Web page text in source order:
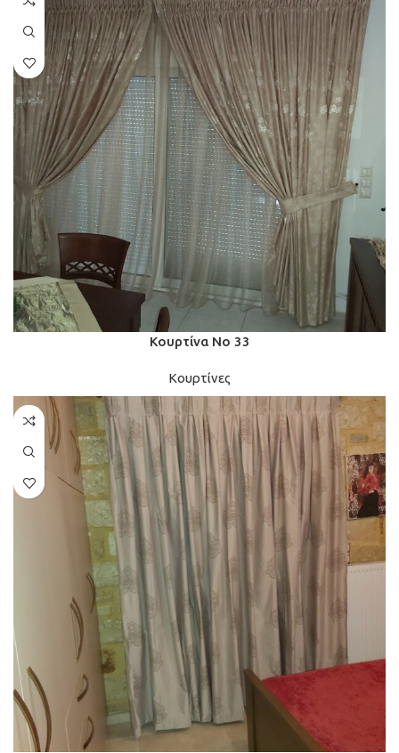
Κουρτίνα Νο 33
Κουρτίνες